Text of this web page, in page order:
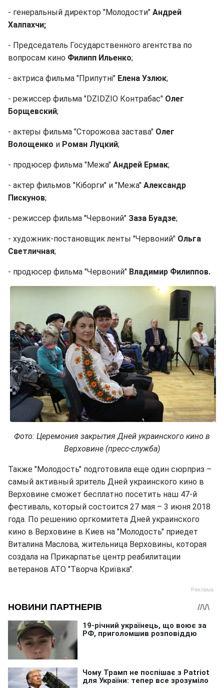
- генеральный директор "Молодости" Андрей
Халпахчи;
- Председатель Государственного агентства по
вопросам кино Филипп Ильенко;
- актриса фильма "Припутні" Елена Узлюк;
- режиссер фильма "DZIDZIO Контрабас" Олег
Борщевский;
- актеры фильма "Сторожова застава" Олег
Волощенко и Роман Луцкий;
- продюсер фильма "Межа" Андрей Ермак;
- актер фильмов "Кіборги" и "Межа" Александр
Пискунов;
- режиссер фильма "Червоний" Заза Буадзе;
- художник-постановщик ленты "Червоний" Ольга
Светличная;
- продюсер фильма "Червоний" Владимир Филиппов.
Фото: Церемония закрытия Дней украинского кино в
Верховине (пресс-служба)
Также "Молодость" подготовила еще один сюрприз –
самый активный зритель Дней украинского кино в
Верховине сможет бесплатно посетить наш 47-й
фестиваль, который состоится 27 мая – 3 июня 2018
года. По решению оргкомитета Дней украинского
кино в Верховине в Киев на "Молодость" приедет
Виталина Маслова, жительница Верховины, которая
создала на Прикарпатье центр реабилитации
ветеранов АТО "Творча Криївка".